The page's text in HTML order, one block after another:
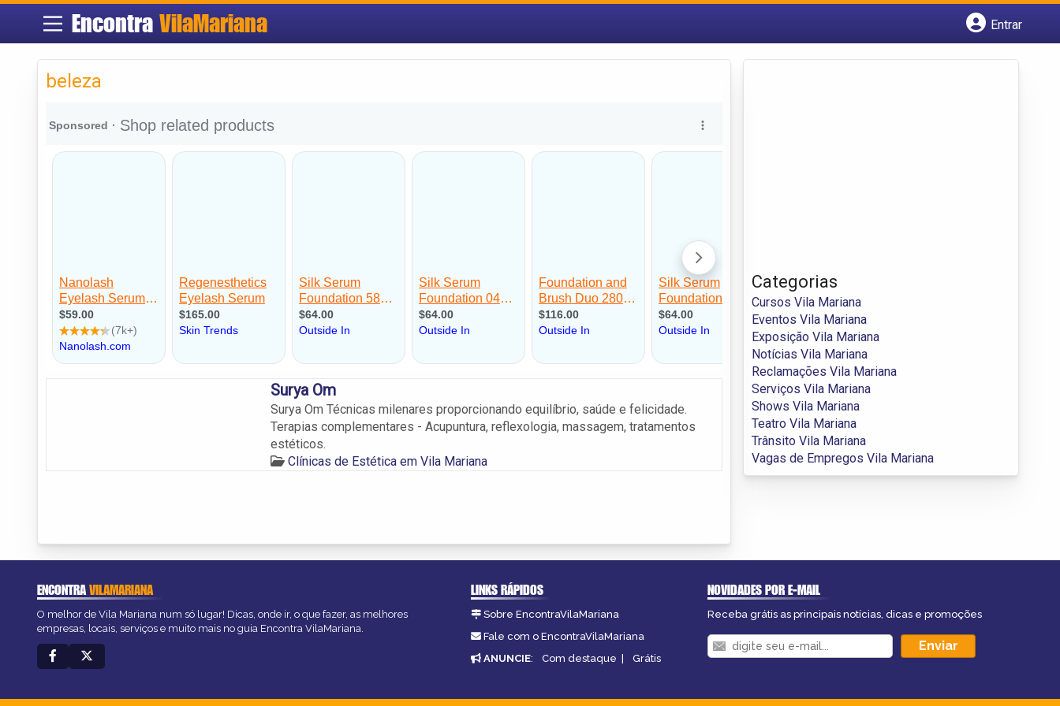
Encontra VilaMariana
Entrar
beleza
Surya Om
Surya Om Técnicas milenares proporcionando equilíbrio, saúde e felicidade.
Terapias complementares - Acupuntura, reflexologia, massagem, tratamentos
estéticos.
Clínicas de Estética em Vila Mariana
Categorias
Cursos Vila Mariana
Eventos Vila Mariana
Exposição Vila Mariana
Notícias Vila Mariana
Reclamações Vila Mariana
Serviços Vila Mariana
Shows Vila Mariana
Teatro Vila Mariana
Trânsito Vila Mariana
Vagas de Empregos Vila Mariana
ENCONTRAVILAMARIANA
O melhor de Vila Mariana num só lugar! Dicas, onde ir, o que fazer, as melhores
empresas, locais, serviços e muito mais no guia Encontra VilaMariana.
LINKS RÁPIDOS
Sobre EncontraVilaMariana
Fale com o EncontraVilaMariana
ANUNCIE: Com destaque | Grátis
NOVIDADES POR E-MAIL
Receba grátis as principais notícias, dicas e promoções